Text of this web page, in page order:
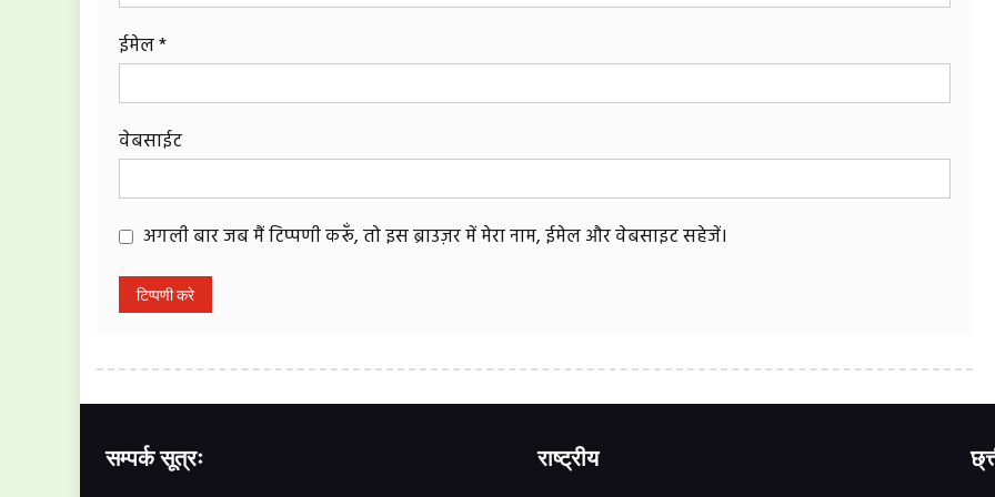
ईमेल*
वेबसाईट
अगली बार जब मैं टिप्पणी करूँ, तो इस ब्राउज़र में मेरा नाम, ईमेल और वेबसाइट सहेजें।
सम्पर्क सूत्रः राष्ट्रीय